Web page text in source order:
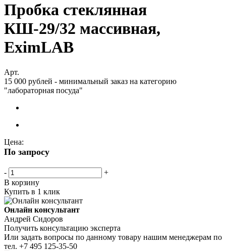
Пробка стеклянная
КШ-29/32 массивная,
EximLAB
Арт.
15 000 рублей - минимальный заказ на категорию
"лабораторная посуда"
Цена:
По запросу
-
+
В корзину
Купить в 1 клик
Онлайн консультант
Андрей Сидоров
Получить консультацию эксперта
Или задать вопросы по данному товару нашим менеджерам по
тел. +7 495 125-35-50